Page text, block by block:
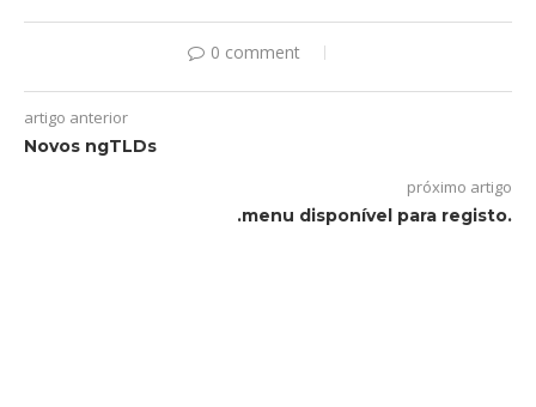
0 comment
artigo anterior
Novos ngTLDs
próximo artigo
.menu disponível para registo.